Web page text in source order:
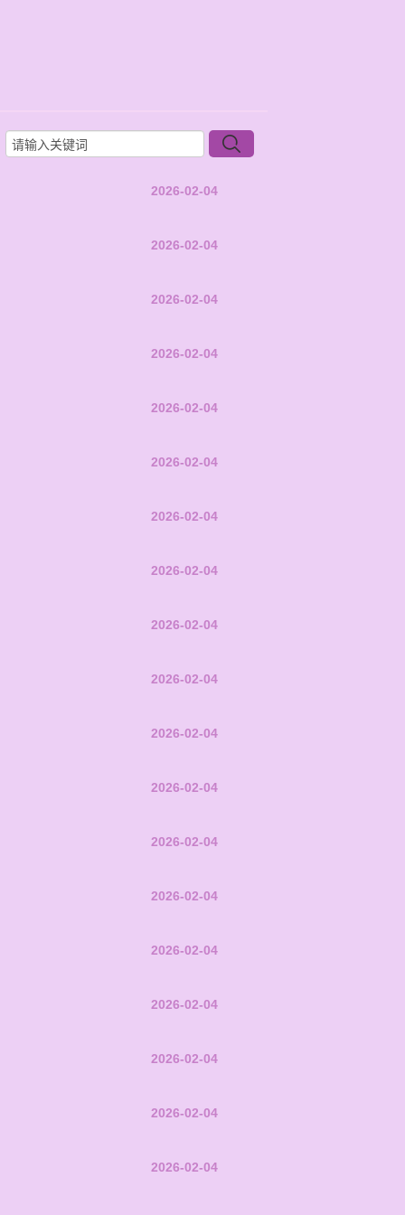
2026-02-04
2026-02-04
2026-02-04
2026-02-04
2026-02-04
2026-02-04
2026-02-04
2026-02-04
2026-02-04
2026-02-04
2026-02-04
2026-02-04
2026-02-04
2026-02-04
2026-02-04
2026-02-04
2026-02-04
2026-02-04
2026-02-04